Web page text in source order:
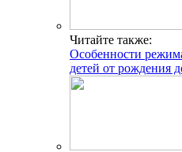
Читайте также:
Особенности
детей от рождения